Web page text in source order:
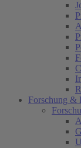
Forschung &